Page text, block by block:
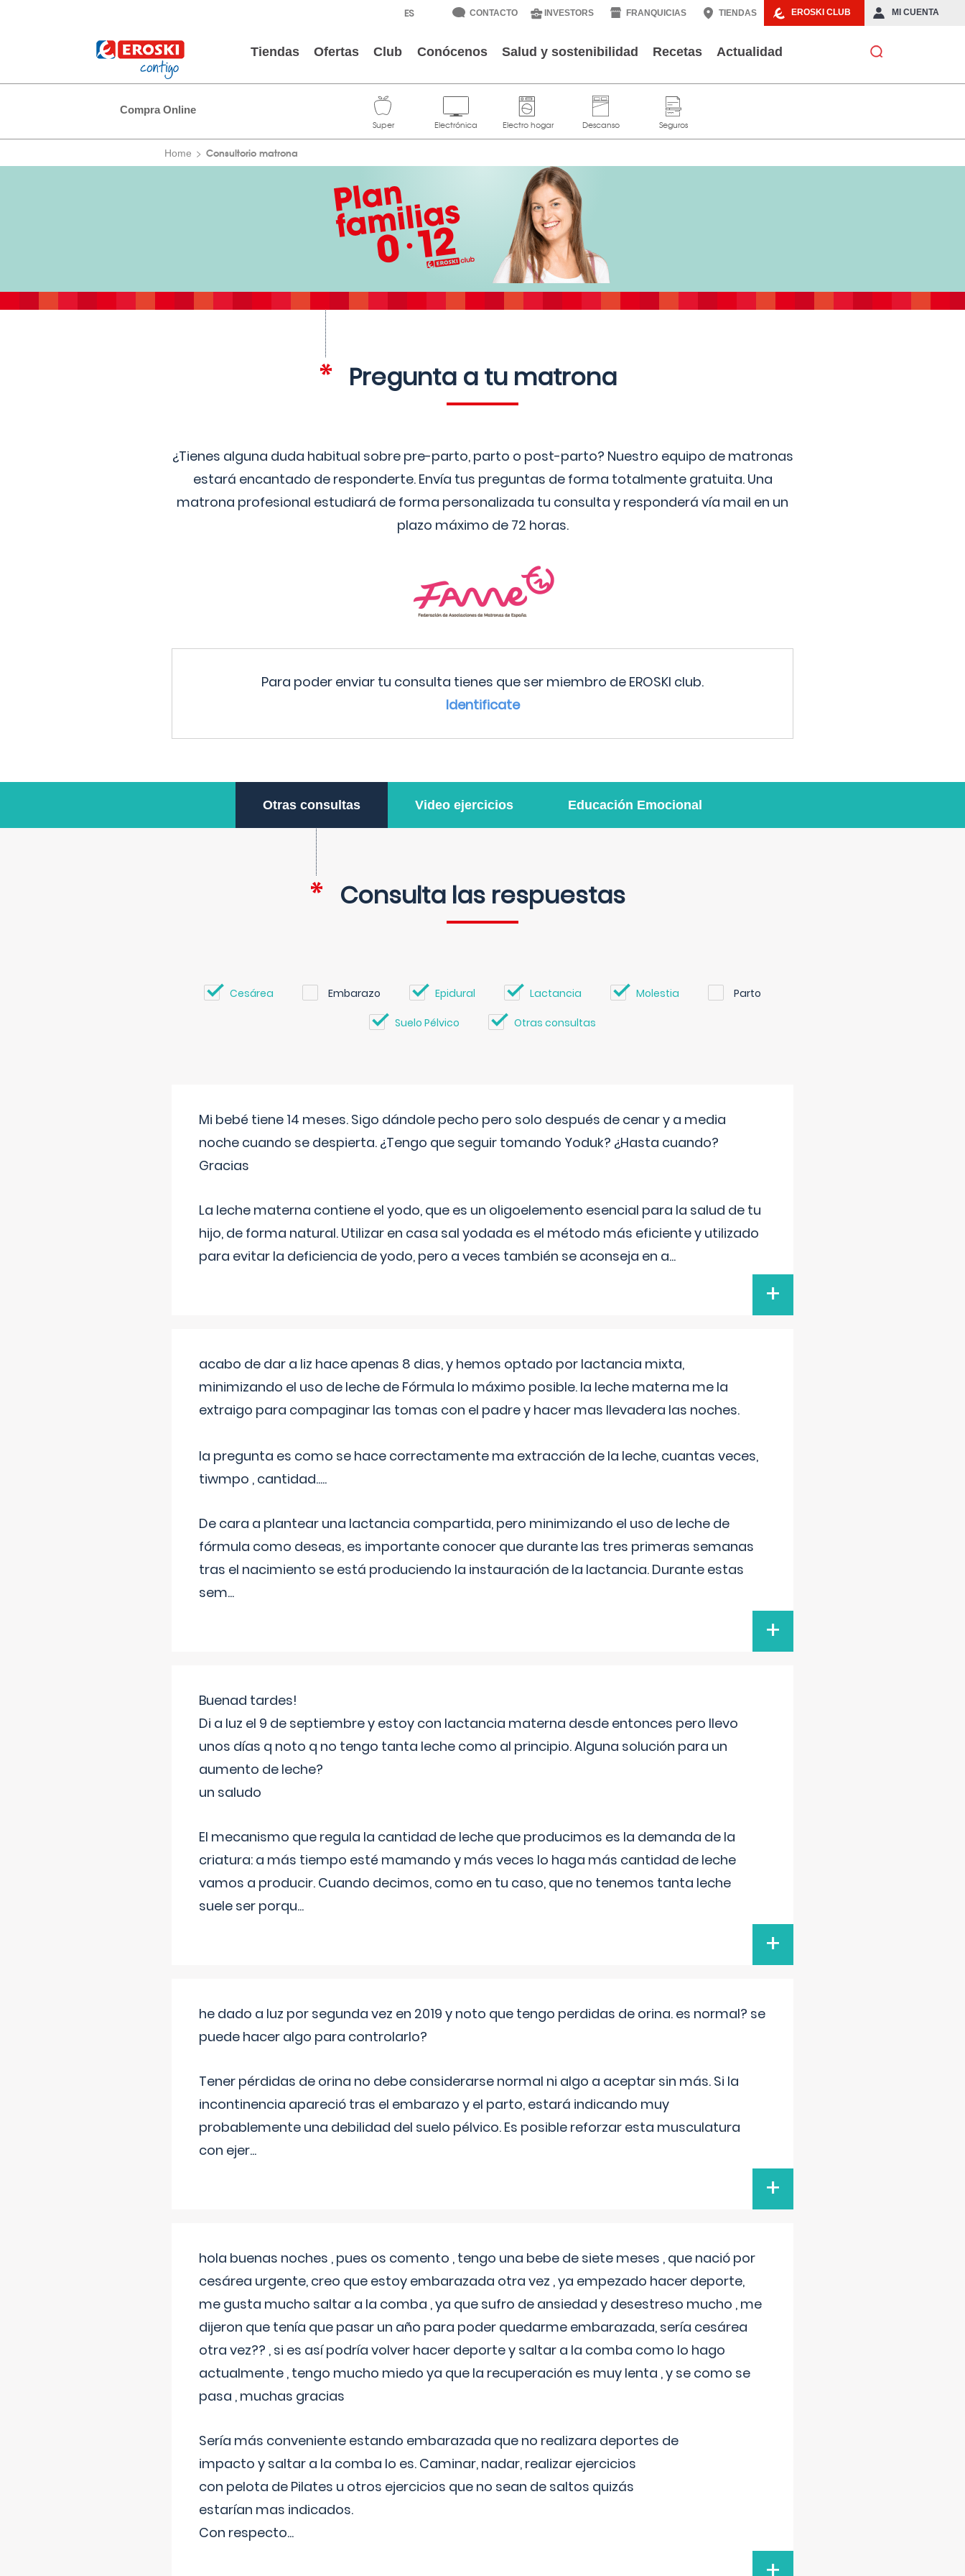
EROSKI CLUB MI CUENTA
CONTACTO INVESTORS FRANQUICIAS TIENDAS
Tiendas Ofertas Club Conócenos Salud y sostenibilidad Recetas Actualidad
Compra Online
Home Consultorio matrona
Pregunta a tu matrona
¿Tienes alguna duda habitual sobre pre-parto, parto o post-parto? Nuestro equipo de matronas
estará encantado de responderte. Envía tus preguntas de forma totalmente gratuita. Una
matrona profesional estudiará de forma personalizada tu consulta y responderá vía mail en un
plazo máximo de 72 horas.
Para poder enviar tu consulta tienes que ser miembro de EROSKI club.
Identificate
Otras consultas Video ejercicios Educación Emocional
Consulta las respuestas
Cesárea Embarazo Epidural Lactancia Molestia Parto
Suelo Pélvico Otras consultas
Mi bebé tiene 14 meses. Sigo dándole pecho pero solo después de cenar y a media
noche cuando se despierta. ¿Tengo que seguir tomando Yoduk? ¿Hasta cuando?
Gracias
La leche materna contiene el yodo, que es un oligoelemento esencial para la salud de tu
hijo, de forma natural. Utilizar en casa sal yodada es el método más eficiente y utilizado
para evitar la deficiencia de yodo, pero a veces también se aconseja en a...
+
acabo de dar a liz hace apenas 8 dias, y hemos optado por lactancia mixta,
minimizando el uso de leche de Fórmula lo máximo posible. la leche materna me la
extraigo para compaginar las tomas con el padre y hacer mas llevadera las noches.
la pregunta es como se hace correctamente ma extracción de la leche, cuantas veces,
tiwmpo , cantidad.....
De cara a plantear una lactancia compartida, pero minimizando el uso de leche de
fórmula como deseas, es importante conocer que durante las tres primeras semanas
tras el nacimiento se está produciendo la instauración de la lactancia. Durante estas
sem...
+
Buenad tardes!
Di a luz el 9 de septiembre y estoy con lactancia materna desde entonces pero llevo
unos días q noto q no tengo tanta leche como al principio. Alguna solución para un
aumento de leche?
un saludo
El mecanismo que regula la cantidad de leche que producimos es la demanda de la
criatura: a más tiempo esté mamando y más veces lo haga más cantidad de leche
vamos a producir. Cuando decimos, como en tu caso, que no tenemos tanta leche
suele ser porqu...
+
he dado a luz por segunda vez en 2019 y noto que tengo perdidas de orina. es normal? se
puede hacer algo para controlarlo?
Tener pérdidas de orina no debe considerarse normal ni algo a aceptar sin más. Si la
incontinencia apareció tras el embarazo y el parto, estará indicando muy
probablemente una debilidad del suelo pélvico. Es posible reforzar esta musculatura
con ejer...
+
hola buenas noches , pues os comento , tengo una bebe de siete meses , que nació por
cesárea urgente, creo que estoy embarazada otra vez , ya empezado hacer deporte,
me gusta mucho saltar a la comba , ya que sufro de ansiedad y desestreso mucho , me
dijeron que tenía que pasar un año para poder quedarme embarazada, sería cesárea
otra vez?? , si es así podría volver hacer deporte y saltar a la comba como lo hago
actualmente , tengo mucho miedo ya que la recuperación es muy lenta , y se como se
pasa , muchas gracias
Sería más conveniente estando embarazada que no realizara deportes de
impacto y saltar a la comba lo es. Caminar, nadar, realizar ejercicios
con pelota de Pilates u otros ejercicios que no sean de saltos quizás
estarían mas indicados.
Con respecto...